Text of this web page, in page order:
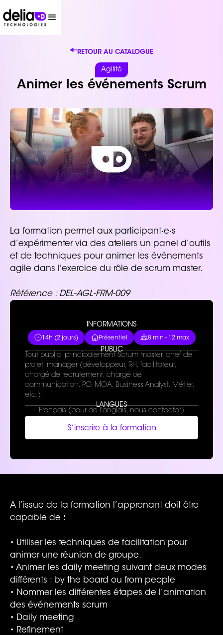
RETOUR AU CATALOGUE
Agilité
Animer les événements Scrum
La formation permet aux participant·e·s
d’expérimenter via des ateliers un panel d’outils
et de techniques pour animer les événements
agile dans l'exercice du rôle de scrum master.
Référence : DEL-AGL-FRM-009
INFORMATIONS
14h (2 jours) Présentiel 8 min - 12 max
PUBLIC
Tout public, principalement Scrum master, chef de
projet, manager (développeur, RH, facilitateur,
chargé de recrutement, chargé de
communication, PO, MOA, Business Analyst, Métier,
etc.)
LANGUES
Français (pour de l'anglais, nous contacter)
S’inscrire à la formation
A l’issue de la formation l’apprenant doit être
capable de :
• Utiliser les techniques de facilitation pour
animer une réunion de groupe.
• Animer les daily meeting suivant deux modes
différents : by the board ou from people
• Nommer les différentes étapes de l’animation
des événements scrum
• Daily meeting
• Refinement